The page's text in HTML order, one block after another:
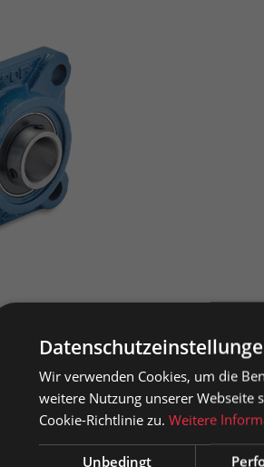
Varianten
Preisauszeichnung
Privatkunden können
Preise ohne MwSt.
Wir verwenden Cookies, um die
weitere Nutzung unserer Webseite
Cookie-Richtlinie zu. Weitere
Unbedingt